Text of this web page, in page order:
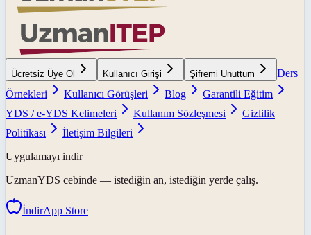
Ücretsiz Üye Ol Kullanıcı Girişi Şifremi Unuttum
Ders
Örnekleri
Kullanıcı Görüşleri Blog
Garantili Eğitim
YDS / e-YDS Kelimeleri
Kullanım Sözleşmesi
Gizlilik
Politikası
İletişim Bilgileri
Uygulamayı indir
UzmanYDS cebinde — istediğin an, istediğin yerde çalış.
İndirApp Store